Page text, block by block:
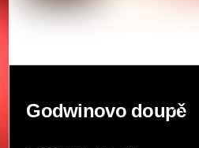
Back
Godwinovo doupě